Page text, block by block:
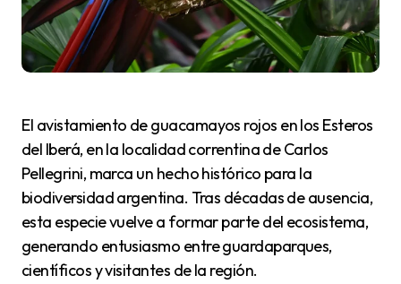
El avistamiento de guacamayos rojos en los Esteros
del Iberá, en la localidad correntina de Carlos
Pellegrini, marca un hecho histórico para la
biodiversidad argentina. Tras décadas de ausencia,
esta especie vuelve a formar parte del ecosistema,
generando entusiasmo entre guardaparques,
científicos y visitantes de la región.